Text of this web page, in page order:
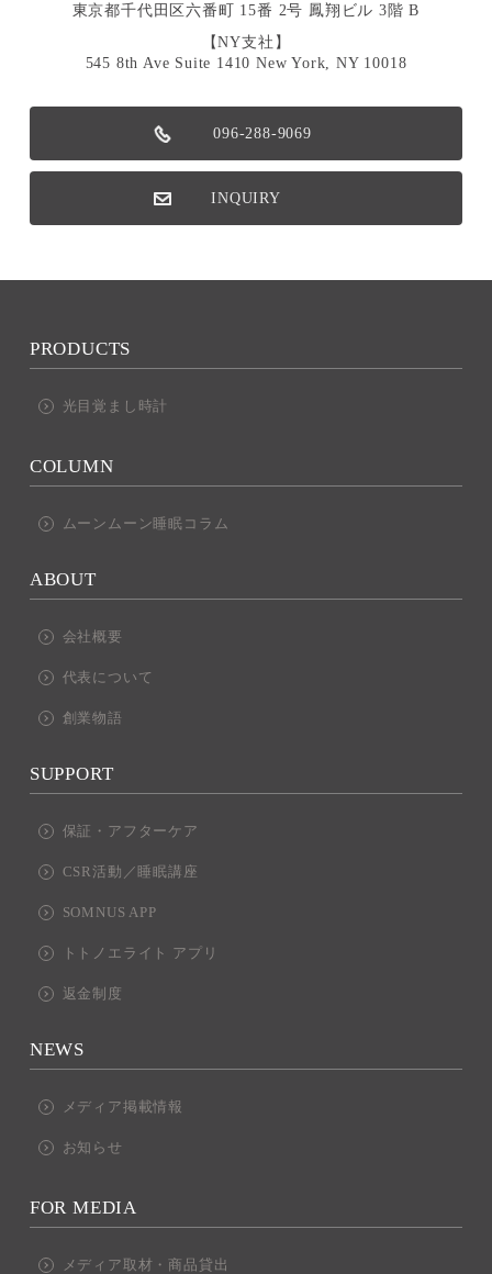
東京都千代田区六番町 15番 2号 鳳翔ビル 3階 B
【NY支社】
545 8th Ave Suite 1410 New York, NY 10018
096-288-9069
INQUIRY
PRODUCTS
光目覚まし時計
COLUMN
ムーンムーン睡眠コラム
ABOUT
会社概要
代表について
創業物語
SUPPORT
保証・アフターケア
CSR活動／睡眠講座
SOMNUS APP
トトノエライト アプリ
返金制度
NEWS
メディア掲載情報
お知らせ
FOR MEDIA
メディア取材・商品貸出